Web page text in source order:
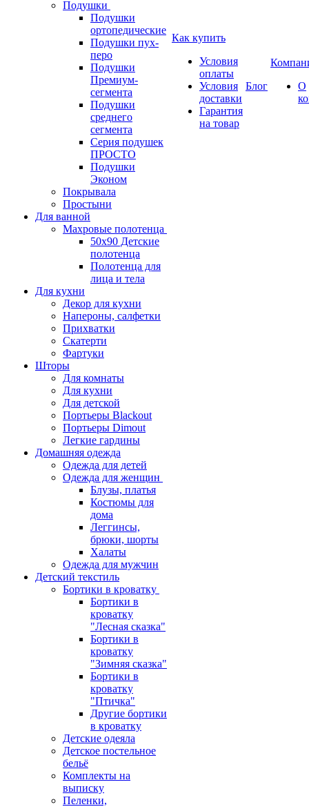
Подушки
Подушки
ортопедические
Подушки пух-
перо
Подушки
Премиум-
сегмента
Подушки
среднего
сегмента
Серия подушек
ПРОСТО
Подушки
Эконом
Покрывала
Простыни
Для ванной
Махровые полотенца
50х90 Детские
полотенца
Полотенца для
лица и тела
Для кухни
Декор для кухни
Напероны, салфетки
Прихватки
Скатерти
Фартуки
Шторы
Для комнаты
Для кухни
Для детской
Портьеры Blackout
Портьеры Dimout
Легкие гардины
Домашняя одежда
Одежда для детей
Одежда для женщин
Блузы, платья
Костюмы для
дома
Леггинсы,
брюки, шорты
Халаты
Одежда для мужчин
Детский текстиль
Бортики в кроватку
Бортики в
кроватку
"Лесная сказка"
Бортики в
кроватку
"Зимняя сказка"
Бортики в
кроватку
"Птичка"
Другие бортики
в кроватку
Детские одеяла
Детское постельное
бельё
Комплекты на
выписку
Пеленки,
Как купить
Условия
оплаты
Условия
доставки
Гарантия
на товар
Блог
О